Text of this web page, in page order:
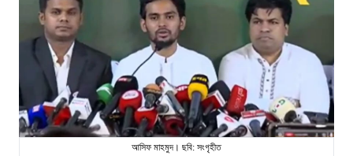
আসিফ মাহমুদ। ছবি: সংগৃহীত